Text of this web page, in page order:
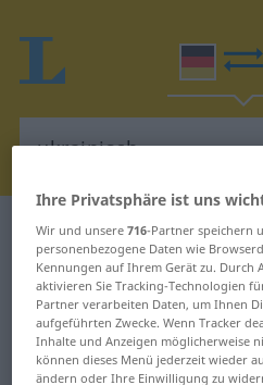
Deutsch-Türkisch
Deutsch-Türkisch
"ukrainisch"
"ukrainisch"
Ihre Privatsphäre ist uns
Wir und unsere716-Partner speichern
personenbezogene Daten wie
Kennungen auf Ihrem Gerät zu. Durch
aktivieren Sie Tracking-Technologien
Partner verarbeiten Daten, um Ihnen
aufgeführten Zwecke. Wenn Tracker
Inhalte und Anzeigen möglicherweise
können dieses Menü jederzeit wieder
ändern oder Ihre Einwilligung zu